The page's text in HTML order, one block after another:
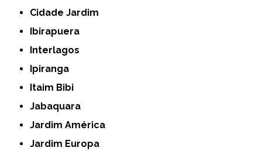
Cidade Jardim
Ibirapuera
Interlagos
Ipiranga
Itaim Bibi
Jabaquara
Jardim América
Jardim Europa